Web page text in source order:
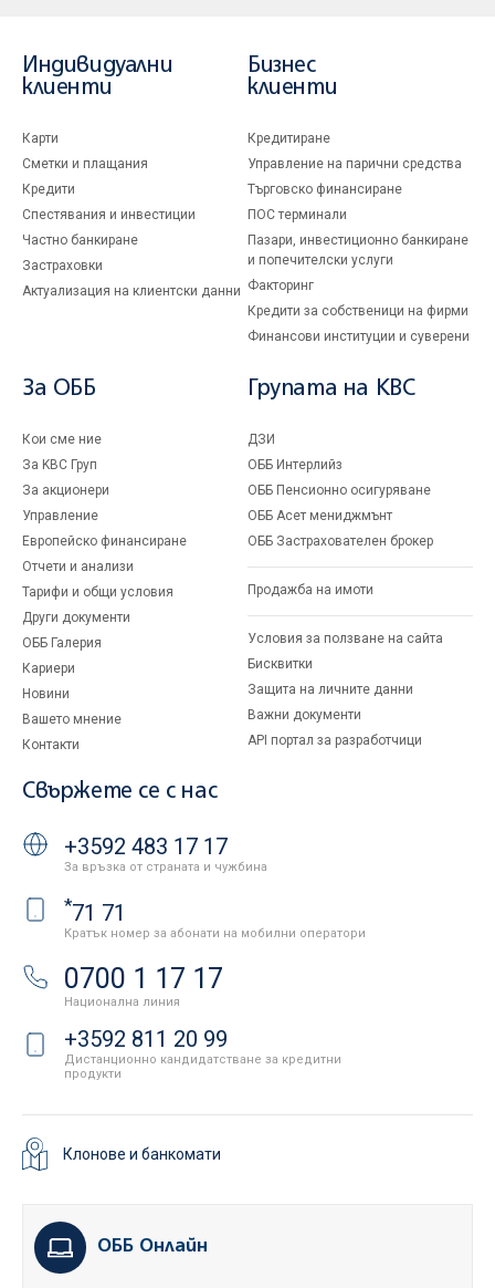
Индивидуални
клиенти
Карти
Сметки и плащания
Кредити
Спестявания и инвестиции
Частно банкиране
Застраховки
Актуализация на клиентски данни
Бизнес
клиенти
Кредитиране
Управление на парични средства
Търговско финансиране
ПОС терминали
Пазари, инвестиционно банкиране
и попечителски услуги
Факторинг
Кредити за собственици на фирми
Финансови институции и суверени
За ОББ
Кои сме ние
За KBC Груп
За акционери
Управление
Европейско финансиране
Отчети и анализи
Тарифи и общи условия
Други документи
ОББ Галерия
Кариери
Новини
Вашето мнение
Контакти
Групата на KBC
ДЗИ
ОББ Интерлийз
ОББ Пенсионно осигуряване
ОББ Асет мениджмънт
ОББ Застрахователен брокер
Продажба на имоти
Условия за ползване на сайта
Бисквитки
Защита на личните данни
Важни документи
API портал за разработчици
Свържете се с нас
+3592 483 17 17
За връзка от страната и чужбина
*71 71
Кратък номер за абонати на мобилни оператори
0700 1 17 17
Национална линия
+3592 811 20 99
Дистанционно кандидатстване за кредитни
продукти
Клонове и банкомати
ОББ Онлайн